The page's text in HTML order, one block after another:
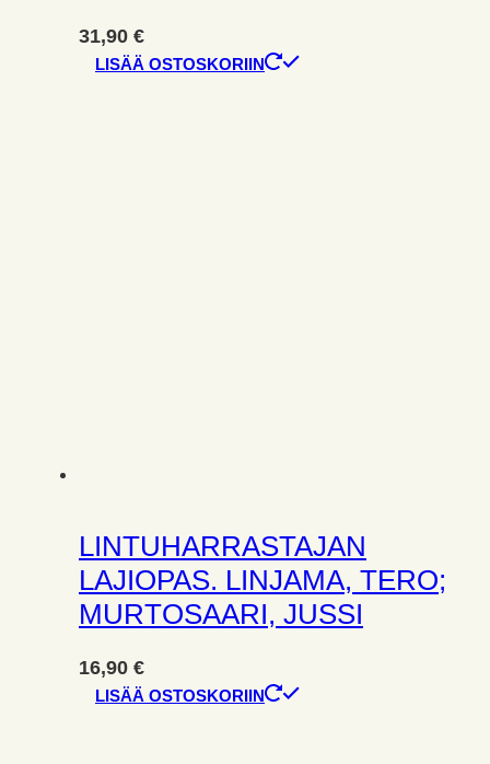
31,90 €
LISÄÄ OSTOSKORIIN
LINTUHARRASTAJAN
LAJIOPAS. LINJAMA, TERO;
MURTOSAARI, JUSSI
16,90 €
LISÄÄ OSTOSKORIIN